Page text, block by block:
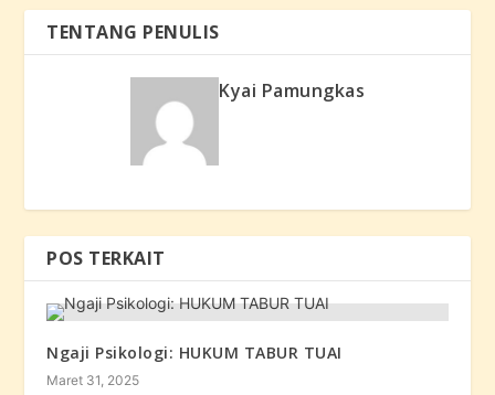
TENTANG PENULIS
Kyai Pamungkas
POS TERKAIT
Ngaji Psikologi: HUKUM TABUR TUAI
Maret 31, 2025